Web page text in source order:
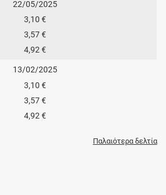
22/05/2025
3,10 €
3,57 €
4,92 €
13/02/2025
3,10 €
3,57 €
4,92 €
Παλαιότερα δελτία